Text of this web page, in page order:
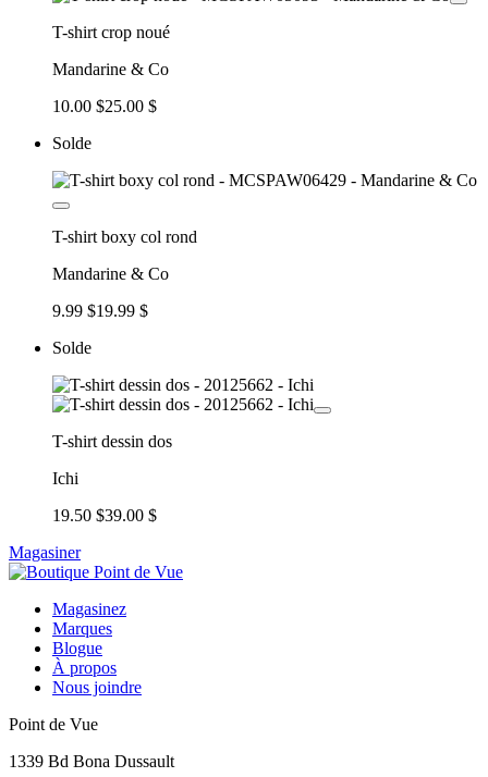
T-shirt crop noué
Mandarine & Co
10.00 $25.00 $
Solde
T-shirt boxy col rond
Mandarine & Co
9.99 $19.99 $
Solde
T-shirt dessin dos
Ichi
19.50 $39.00 $
Magasiner
Magasinez
Marques
Blogue
À propos
Nous joindre
Point de Vue
1339 Bd Bona Dussault